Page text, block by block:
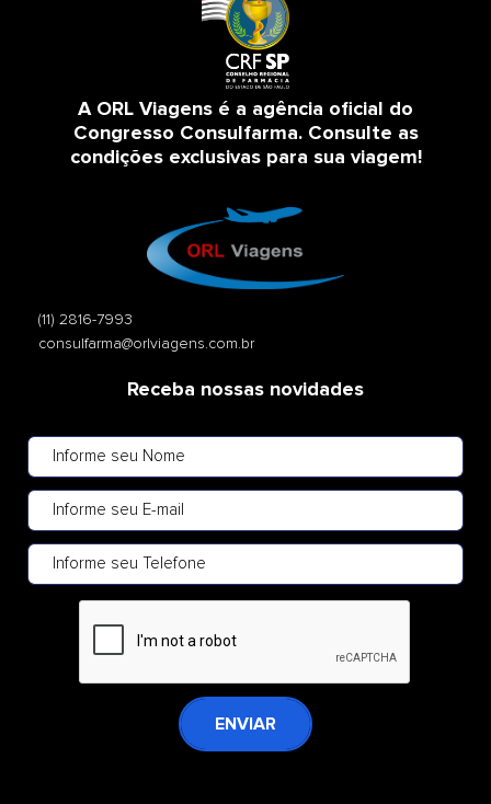
A ORL Viagens é a agência oficial do
Congresso Consulfarma. Consulte as
condições exclusivas para sua viagem!
(11) 2816-7993
consulfarma@orlviagens.com.br
Receba nossas novidades
ENVIAR